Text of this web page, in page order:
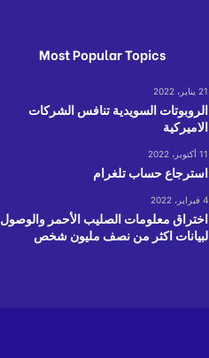
Most Popular Topics
21 يناير، 2022
الروبوتات السويدية تنافس الشركات
الاميركية
11 أكتوبر، 2022
استرجاع حساب تلغرام
4 فبراير، 2022
اختراق معلومات الصليب الأحمر والوصول
لبيانات اكثر من نصف مليون شخص